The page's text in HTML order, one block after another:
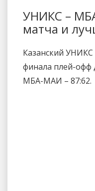
УНИКС –
матча и
Казанский
финала плей-офф
МБА-МАИ – 87:62.